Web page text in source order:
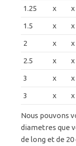
1.25 x x
1.5 x x
2 x x
2.5 x x
3 x x
3 x x
Nous pouvons
diametres que
de long et de